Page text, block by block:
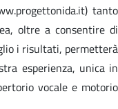
tanto
oltre a consentire di
i risultati, permetterà
esperienza, unica in
vocale e motorio